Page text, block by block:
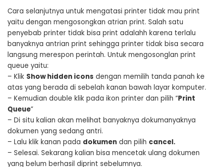
Cara selanjutnya untuk mengatasi printer tidak mau print
yaitu dengan mengosongkan atrian print. Salah satu
penyebab printer tidak bisa print adalahh karena terlalu
banyaknya antrian print sehingga printer tidak bisa secara
langsung merespon perintah. Untuk mengosonglan print
queue yaitu:
– Klik Show hidden icons dengan memilih tanda panah ke
atas yang berada di sebelah kanan bawah layar komputer.
– Kemudian double klik pada ikon printer dan pilih “Print
Queue”
– Di situ kalian akan melihat banyaknya dokumanyaknya
dokumen yang sedang antri.
– Lalu klik kanan pada dokumen dan pilih cancel.
– Selesai. Sekarang kalian bisa mencetak ulang dokumen
yang belum berhasil diprint sebelumnya.